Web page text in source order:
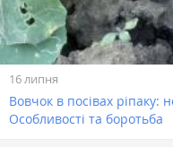
16 липня
Вовчок в посівах ріпаку:
Особливості та боротьба